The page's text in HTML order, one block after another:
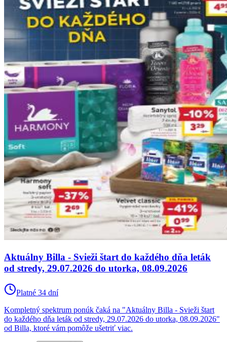
Aktuálny Billa - Svieži štart do každého dňa leták
od stredy, 29.07.2026 do utorka, 08.09.2026
Platné 34 dní
Kompletný spektrum ponúk čaká na "Aktuálny Billa - Svieži štart
do každého dňa leták od stredy, 29.07.2026 do utorka, 08.09.2026"
od Billa, ktoré vám pomôže ušetriť viac.